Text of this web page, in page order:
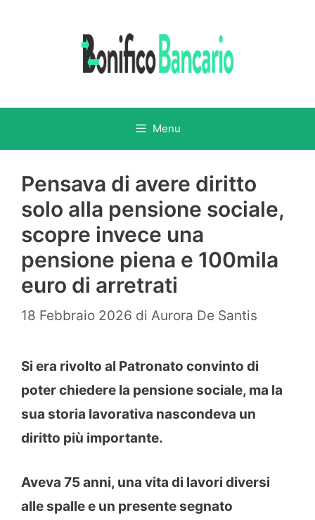
Menu
Pensava di avere diritto
solo alla pensione sociale,
scopre invece una
pensione piena e 100mila
euro di arretrati
18 Febbraio 2026 di Aurora De Santis
Si era rivolto al Patronato convinto di
poter chiedere la pensione sociale, ma la
sua storia lavorativa nascondeva un
diritto più importante.
Aveva 75 anni, una vita di lavori diversi
alle spalle e un presente segnato